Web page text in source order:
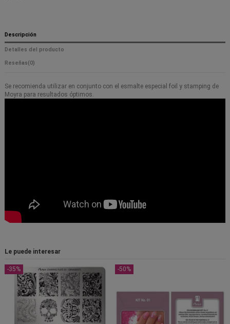
Descripción
Detalles del producto
Reseñas(0)
Se recomienda utilizar en conjunto con el esmalte especial foil y stamping de
Moyra para resultados óptimos.
Le puede interesar
-35% -50%